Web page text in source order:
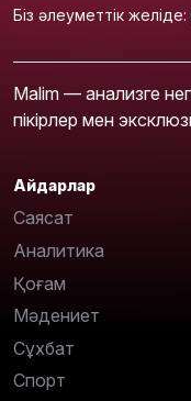
Біз әлеуметтік желіде:
Malim — анализге
пікірлер мен
Айдарлар
Саясат
Аналитика
Қоғам
Мәдениет
Сұхбат
Спорт